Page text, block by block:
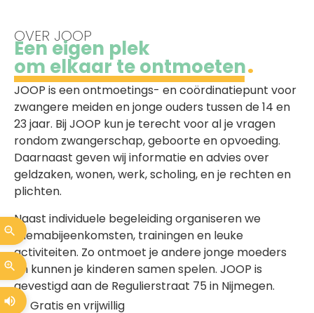
OVER JOOP
Een eigen plek
om elkaar te ontmoeten
JOOP is een ontmoetings- en coördinatiepunt voor
zwangere meiden en jonge ouders tussen de 14 en
23 jaar. Bij JOOP kun je terecht voor al je vragen
rondom zwangerschap, geboorte en opvoeding.
Daarnaast geven wij informatie en advies over
geldzaken, wonen, werk, scholing, en je rechten en
plichten.
Naast individuele begeleiding organiseren we
themabijeenkomsten, trainingen en leuke
activiteiten. Zo ontmoet je andere jonge moeders
en kunnen je kinderen samen spelen. JOOP is
gevestigd aan de Regulierstraat 75 in Nijmegen.
Gratis en vrijwillig